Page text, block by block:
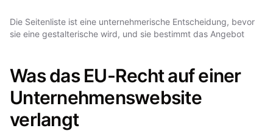
Die Seitenliste ist eine unternehmerische Entscheidung, bevor
sie eine gestalterische wird, und sie bestimmt das Angebot
Was das EU-Recht auf einer
Unternehmenswebsite
verlangt